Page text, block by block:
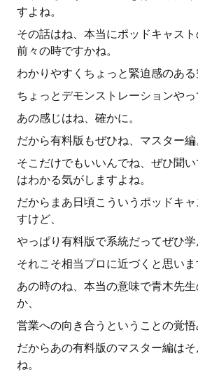
すよね。
その話はね、本当にポッドキャス
前々の時ですかね。
わかりやすくちょっと緊迫感のある
ちょっとデモンストレーションやっ
あの感じはね、確かに。
だから有料版もぜひね、マスター編
そこだけでもいいんでね、ぜひ聞
はわかる気がしますよね。
だからまあ日頃こういうポッドキ
すけど、
やっぱり有料版で系統だってぜひ学
それこそ相当プロに近づくと思いま
あの時のね、本当の意味で青木先
か、
営業への向き合うということの覚悟
だからあの有料版のマスター編は
ね。